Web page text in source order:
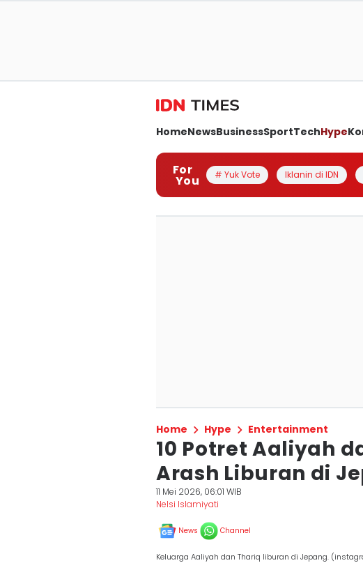
HomeNewsBusinessSportTechHype
For
You # Yuk Vote Iklanin di IDN
Home Hype Entertainment
10 Potret Aaliyah
Arash Liburan di
11 Mei 2026, 06:01 WIB
Nelsi Islamiyati
News Channel
Keluarga Aaliyah dan Thariq liburan di Jepang.